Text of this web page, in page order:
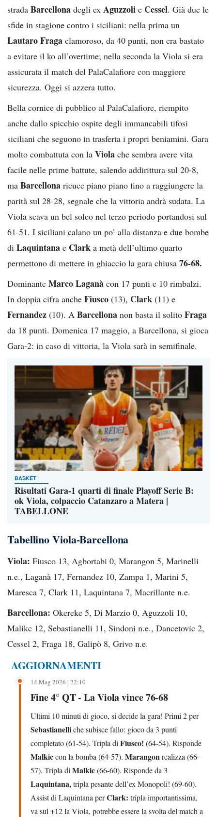
strada Barcellona degli ex Aguzzoli e Cessel. Già due le
sfide in stagione contro i siciliani: nella prima un
Lautaro Fraga clamoroso, da 40 punti, non era bastato
a evitare il ko all’overtime; nella seconda la Viola si era
assicurata il match del PalaCalafiore con maggiore
sicurezza. Oggi si azzera tutto.
Bella cornice di pubblico al PalaCalafiore, riempito
anche dallo spicchio ospite degli immancabili tifosi
siciliani che seguono in trasferta i propri beniamini. Gara
molto combattuta con la Viola che sembra avere vita
facile nelle prime battute, salendo addirittura sul 20-8,
ma Barcellona ricuce piano piano fino a raggiungere la
parità sul 28-28, segnale che la vittoria andrà sudata. La
Viola scava un bel solco nel terzo periodo portandosi sul
61-51. I siciliani calano un po’ alla distanza e due bombe
di Laquintana e Clark a metà dell’ultimo quarto
permettono di mettere in ghiaccio la gara chiusa 76-68.
Dominante Marco Laganà con 17 punti e 10 rimbalzi.
In doppia cifra anche Fiusco (13), Clark (11) e
Fernandez (10). A Barcellona non basta il solito Fraga
da 18 punti. Domenica 17 maggio, a Barcellona, si gioca
Gara-2: in caso di vittoria, la Viola sarà in semifinale.
BASKET
Risultati Gara-1 quarti di finale Playoff Serie B:
ok Viola, colpaccio Catanzaro a Matera |
TABELLONE
Tabellino Viola-Barcellona
Viola: Fiusco 13, Agbortabi 0, Marangon 5, Marinelli
n.e., Laganà 17, Fernandez 10, Zampa 1, Marini 5,
Maresca 7, Clark 11, Laquintana 7, Macrillante n.e.
Barcellona: Okereke 5, Di Marzio 0, Aguzzoli 10,
Malikc 12, Sebastianelli 11, Sindoni n.e., Dancetovic 2,
Cessel 2, Fraga 18, Galipò 8, Grivo n.e.
AGGIORNAMENTI
14 Mag 2026 | 22:10
Fine 4° QT - La Viola vince 76-68
Ultimi 10 minuti di gioco, si decide la gara! Primi 2 per
Sebastianelliche subisce fallo: gioco da 3 punti
completato (61-54). Tripla diFiusco! (64-54). Risponde
Malkiccon la bomba (64-57). Marangonrealizza (66-
57). Tripla diMalkic(66-60). Risponde da 3
Laquintana,tripla pesante dell’ex Monopoli! (69-60).
Assist di Laquintana perClark: tripla importantissima,
va sul +12 la Viola, potrebbe essere la svolta del match a